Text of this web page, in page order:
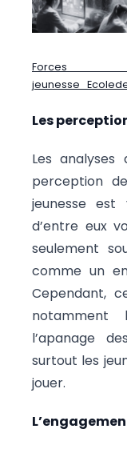
Les
Les
perception
jeunesse est
d’entre eux
seulement
comme un
Cependant,
l’apanage
surtout les
jouer.